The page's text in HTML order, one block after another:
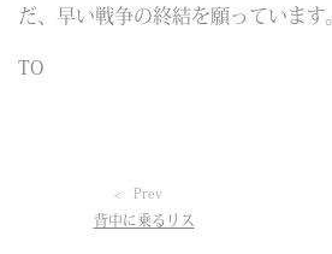
だ、早い戦争の終結を願っています。
TO
Prev
背中に乗るリス